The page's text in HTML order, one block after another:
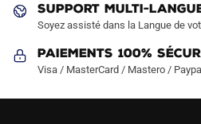
SUPPORT MULTI-
Soyez assisté dans la Langue de
Paiements 100%
Visa / MasterCard / Mastero / Paypal